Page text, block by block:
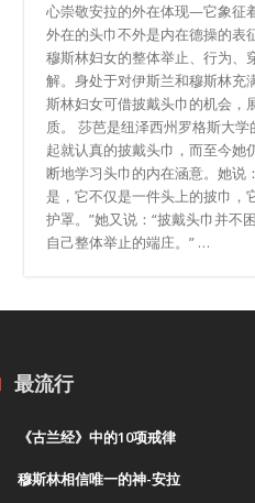
心崇敬安拉的外在体现—它象征
外在的头巾不外是内在德操的表
穆斯林妇女的整体举止、行为、
解。身处于对伊斯兰和穆斯林充
斯林妇女可借披戴头巾的机会，
质。 莎芭是纽泽西州罗格斯大
起就认真的披戴头巾，而至今她
断地学习头巾的内在涵意。她说
是，它不仅是一件头上的披巾，
护罩。”她又说：“披戴头巾并不
自己整体举止的端庄。” …
最流行
《古兰经》中的10项戒律
穆斯林相信唯一的神-安拉